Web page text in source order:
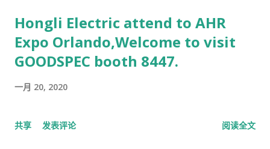
most advanced technology for HVACR Industry under one
mega-business roof. Refrigeration & HVAC Indonesia will
generate strong figures in sales and be a trusted source of
Pelita Promo Internusa, the exhibition will definitely
products. MARKET OVERVIEW Indonesia is the leading
Hongli Electric attend to AHR
Expo Orlando,Welcome to visit
GOODSPEC booth 8447.
一月 20, 2020
共享 发表评论 阅读全文